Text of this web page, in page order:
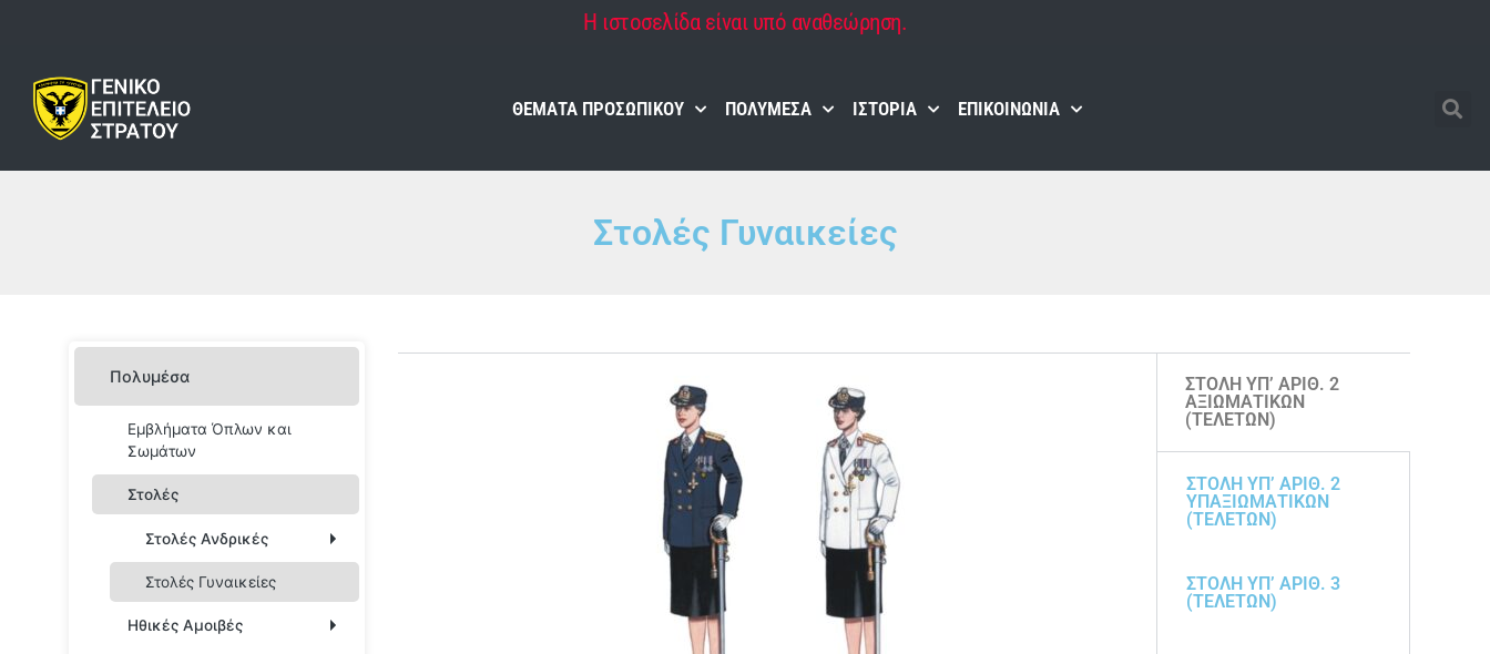
Η ιστοσελίδα είναι υπό αναθεώρηση.
ΘΈΜΑΤΑ ΠΡΟΣΩΠΙΚΟΎ ΠΟΛΥΜΈΣΑ ΙΣΤΟΡΊΑ ΕΠΙΚΟΙΝΩΝΊΑ
Στολές Γυναικείες
Πολυμέσα
Εμβλήματα Όπλων και
Σωμάτων
Στολές
Στολές Ανδρικές
Στολές Αξιωματικών –
Ανθυπασπιστών –
Υπαξιωματικών
Στολές Γυναικείες
Ηθικές Αμοιβές
ΣΤΟΛΗ ΥΠ’ ΑΡΙΘ. 2
ΑΞΙΩΜΑΤΙΚΩΝ
(ΤΕΛΕΤΩΝ)
ΣΤΟΛΗ ΥΠ’ ΑΡΙΘ. 2
ΥΠΑΞΙΩΜΑΤΙΚΩΝ
(ΤΕΛΕΤΩΝ)
ΣΤΟΛΗ ΥΠ’ ΑΡΙΘ. 3
(ΤΕΛΕΤΩΝ)